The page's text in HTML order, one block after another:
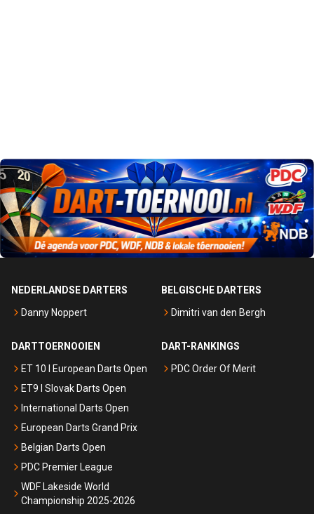
NEDERLANDSE DARTERS
Danny Noppert
BELGISCHE DARTERS
Dimitri van den Bergh
DARTTOERNOOIEN
ET 10 I European Darts Open
ET9 I Slovak Darts Open
International Darts Open
European Darts Grand Prix
Belgian Darts Open
PDC Premier League
WDF Lakeside World
Championship 2025-2026
DART-RANKINGS
PDC Order Of Merit